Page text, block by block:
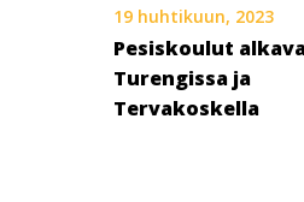
19 huhtikuun, 2023
Pesiskoulut
Turengissa ja
Tervakoskella